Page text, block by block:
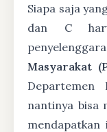
Siapa saja
dan C
Masyarakat
Departemen
nantinya bisa